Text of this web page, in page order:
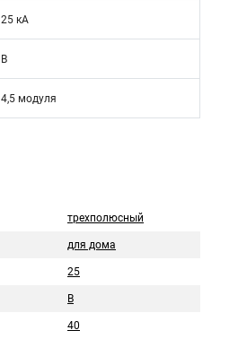
25 кА
B
4,5 модуля
трехполюсный
для дома
25
B
40